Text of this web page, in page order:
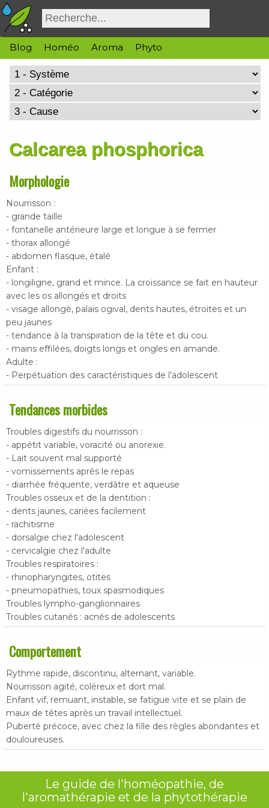
Blog Homéo Aroma Phyto
Calcarea phosphorica
Morphologie
Nourrisson :
- grande taille
- fontanelle antérieure large et longue à se fermer
- thorax allongé
- abdomen flasque, étalé
Enfant :
- longiligne, grand et mince. La croissance se fait en hauteur
avec les os allongés et droits
- visage allongé, palais ogival, dents hautes, étroites et un
peu jaunes
- tendance à la transpiration de la tête et du cou.
- mains effilées, doigts longs et ongles en amande.
Adulte :
- Perpétuation des caractéristiques de l'adolescent
Tendances morbides
Troubles digestifs du nourrisson :
- appétit variable, voracité ou anorexie.
- Lait souvent mal supporté
- vomissements après le repas
- diarrhée fréquente, verdâtre et aqueuse
Troubles osseux et de la dentition :
- dents jaunes, cariées facilement
- rachitisme
- dorsalgie chez l'adolescent
- cervicalgie chez l'adulte
Troubles respiratoires :
- rhinopharyngites, otites
- pneumopathies, toux spasmodiques
Troubles lympho-ganglionnaires
Troubles cutanés : acnés de adolescents
Comportement
Rythme rapide, discontinu, alternant, variable.
Nourrisson agité, coléreux et dort mal.
Enfant vif, remuant, instable, se fatigue vite et se plain de
maux de têtes après un travail intellectuel.
Puberté précoce, avec chez la fille des règles abondantes et
douloureuses.
Le guide de l'homéopathie, de
l'aromathérapie et de la phytothérapie